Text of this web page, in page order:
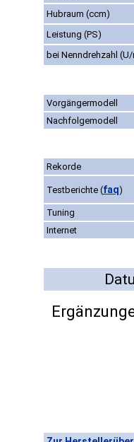
Hubraum (ccm)
Leistung (PS)
bei Nenndrehzahl
Vorgängermodell
Nachfolgemodell
Rekorde
Testberichte (faq)
Tuning
Internet